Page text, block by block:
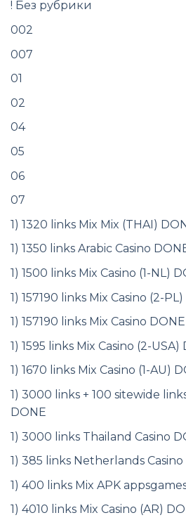
! Без рубрики
002
007
01
02
04
05
06
07
1) 1320 links Mix Mix (THAI)
1) 1350 links Arabic Casino
1) 1500 links Mix Casino (1-NL)
1) 157190 links Mix Casino (2-
1) 157190 links Mix Casino DONE
1) 1595 links Mix Casino (2-USA)
1) 1670 links Mix Casino (1-AU)
1) 3000 links + 100 sitewide
DONE
1) 3000 links Thailand Casino
1) 385 links Netherlands Casino
1) 400 links Mix APK
1) 4010 links Mix Casino (AR)